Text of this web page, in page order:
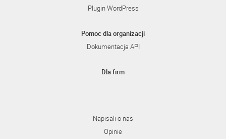
Plugin WordPress
Pomoc dla organizacji
Dokumentacja API
Dla firm
Napisali o nas
Opinie